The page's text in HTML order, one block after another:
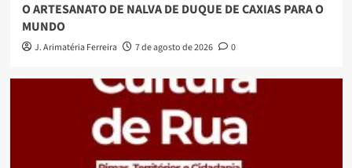
O ARTESANATO DE NALVA DE DUQUE DE CAXIAS PARA O
MUNDO
J. Arimatéria Ferreira 7 de agosto de 2026 0